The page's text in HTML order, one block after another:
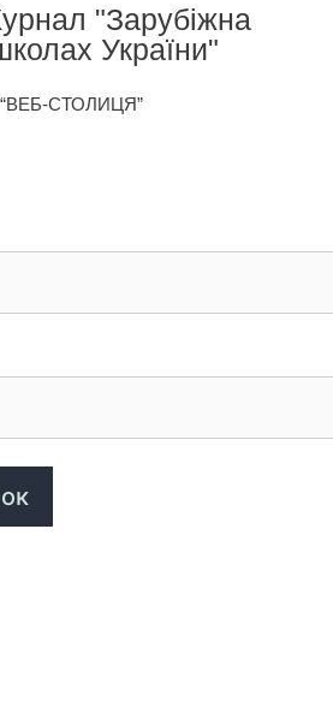
"Зарубіжна
України"
“ВЕБ-СТОЛИЦЯ”